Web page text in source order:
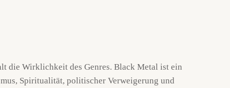
die Wirklichkeit des Genres. Black Metal ist ein
Spiritualität, politischer Verweigerung und